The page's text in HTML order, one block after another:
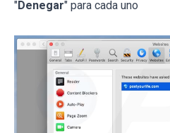
"Denegar" para cada uno